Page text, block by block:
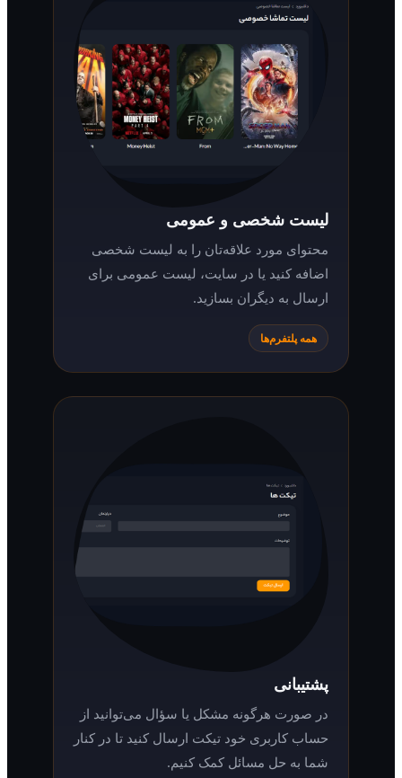
لیست شخصی و عمومی
محتوای مورد علاقه‌تان را به لیست شخصی
اضافه کنید یا در سایت، لیست عمومی برای
ارسال به دیگران بسازید.
همه پلتفرم‌ها
در صورت هرگونه مشکل یا سؤال می‌توانید از
حساب کاربری خود تیکت ارسال کنید تا در کنار
شما به حل مسائل کمک کنیم.